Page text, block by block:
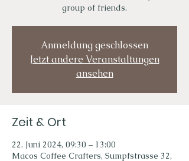
group of friends.
Anmeldung geschlossen
Jetzt andere Veranstaltungen
ansehen
Zeit & Ort
22. Juni 2024, 09:30 – 13:00
Macos Coffee Crafters, Sumpfstrasse 32,